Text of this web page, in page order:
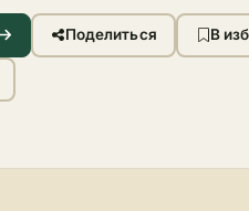
Поделиться В